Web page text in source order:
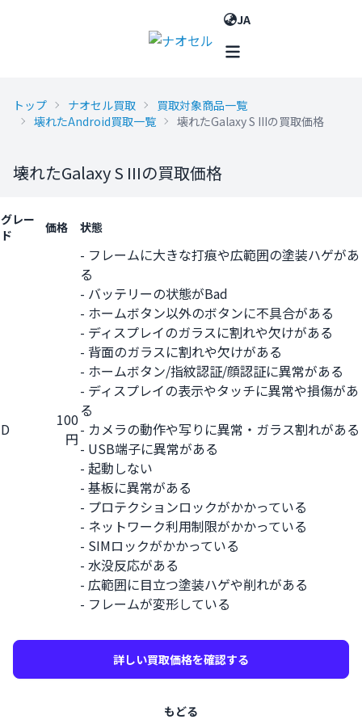
JA
トップ ナオセル買取
買取対象商品一覧
壊れたAndroid買取一覧
壊れたGalaxy S IIIの買取価格
壊れたGalaxy S IIIの買取価格
グレー
ド
価格 状態
D
100
円
- フレームに大きな打痕や広範囲の塗装ハゲがあ
る
- バッテリーの状態がBad
- ホームボタン以外のボタンに不具合がある
- ディスプレイのガラスに割れや欠けがある
- 背面のガラスに割れや欠けがある
- ホームボタン/指紋認証/顔認証に異常がある
- ディスプレイの表示やタッチに異常や損傷があ
る
- カメラの動作や写りに異常・ガラス割れがある
- USB端子に異常がある
- 起動しない
- 基板に異常がある
- プロテクションロックがかかっている
- ネットワーク利用制限がかかっている
- SIMロックがかかっている
- 水没反応がある
- 広範囲に目立つ塗装ハゲや削れがある
- フレームが変形している
詳しい買取価格を確認する
もどる